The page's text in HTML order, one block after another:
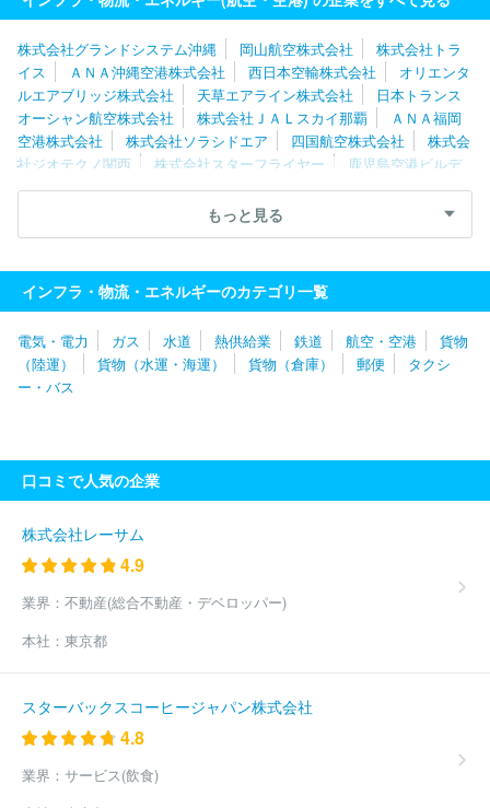
株式会社スカイワールド
ＡＮＡ沖縄空港株式会社
西濃シェンカ
株式会社グランドシステム沖縄 岡山航空株式会社
株式会社トラ
イス
ＡＮＡ沖縄空港株式会社 西日本空輸株式会社
オリエンタ
ルエアブリッジ株式会社
天草エアライン株式会社
日本トランス
オーシャン航空株式会社
株式会社ＪＡＬスカイ那覇
ＡＮＡ福岡
空港株式会社
株式会社ソラシドエア 四国航空株式会社
株式会
社ジオテクノ関西
株式会社スターフライヤー
鹿児島空港ビルデ
ィング株式会社
日本エアコミューター株式会社
新関西国際空港
写測エンジニアリング株式会社
古屋空港ビルディング株式会社
会社
株式会社エヌ・イー計測 中日本航空株式会社
株式会社日
東
株式会社かんこう 株式会社フジドリームエアラインズ
ｏｎ株式会社
株式会社こうそく 関東エアーカーゴ株式会社
東
北エアサービス株式会社
共立航空撮影株式会社
株式会社ＦＰ
Ｇ Ａｉｒ
サービス株式会社
日本航空株式会社（JAL）
株式会社エイテッ
ク
北洋航空株式会社
イ
ＮＸクーリエサービス株式会社 株式会社ＪＴＣ
ヤマトグロ
ーバルロジスティクスジャパン株式会社
エクセル航空株式会社
ス
カーゴルックス・エアーラインズ・インターナショナル・エス・
エー
株式会社クルーズクラブ東京
ＡＮＡウイングス株式会社
ビス株式会社
ポート
株式会社アルファーアビエィション
アイベックスエアラ
アジア・ジャパン株式会社
Ｑａｔａｒ Ａｉｒｗａｙｓ Ｇｒｏｕ
ｐ Ｑ．Ｃ．Ｓ．Ｃ
中国国際航空股
份有限公司
デルタ・エアー・ラインズ・インク
もっと見る
インフラ・物流・エネルギーのカテゴリ一覧
電気・電力 ガス 水道 熱供給業 鉄道 航空・空港
貨物
（陸運）
貨物（水運・海運） 貨物（倉庫） 郵便
タクシ
ー・バス
口コミで人気の企業
株式会社レーサム
4.9
業界： 不動産(総合不動産・デベロッパー)
本社： 東京都
スターバックスコーヒージャパン株式会社
4.8
業界： サービス(飲食)